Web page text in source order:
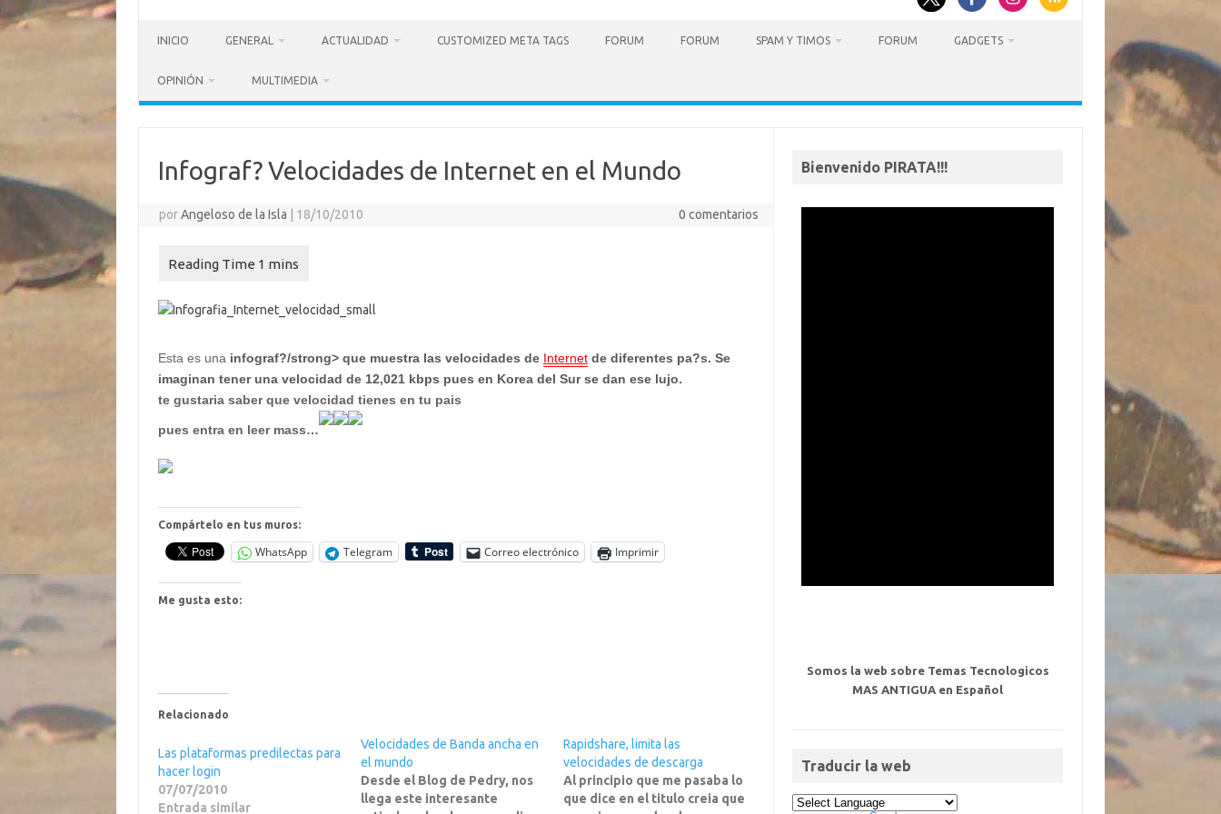
INICIO GENERAL ACTUALIDAD CUSTOMIZED META TAGS FORUM FORUM SPAM Y TIMOS FORUM GADGETS
OPINIÓN MULTIMEDIA
Infograf? Velocidades de Internet en el Mundo
porAngeloso de la Isla 18/10/2010 0 comentarios
Esta es una infograf?/strong> que muestra las velocidades de Internetde diferentes pa?s. Se
imaginan tener una velocidad de 12,021 kbps pues en Korea del Surse dan ese lujo.
te gustaria saber que velocidad tienes en tu pais
pues entra en leer mass…
Compártelo en tus muros:
WhatsApp Telegram Correo electrónico Imprimir
Me gusta esto:
Relacionado
Las plataformas predilectas para
hacer login
07/07/2010
Entrada similar
Velocidades de Banda ancha en
el mundo
Desde el Blog de Pedry, nos
llega este interesante
Rapidshare, limita las
velocidades de descarga
Al principio que me pasaba lo
que dice en el titulo creia que
Bienvenido PIRATA!!!
Somos la web sobre Temas Tecnologicos
MAS ANTIGUA en Español
Traducir la web